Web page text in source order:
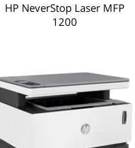
HP NeverStop Laser MFP
1200